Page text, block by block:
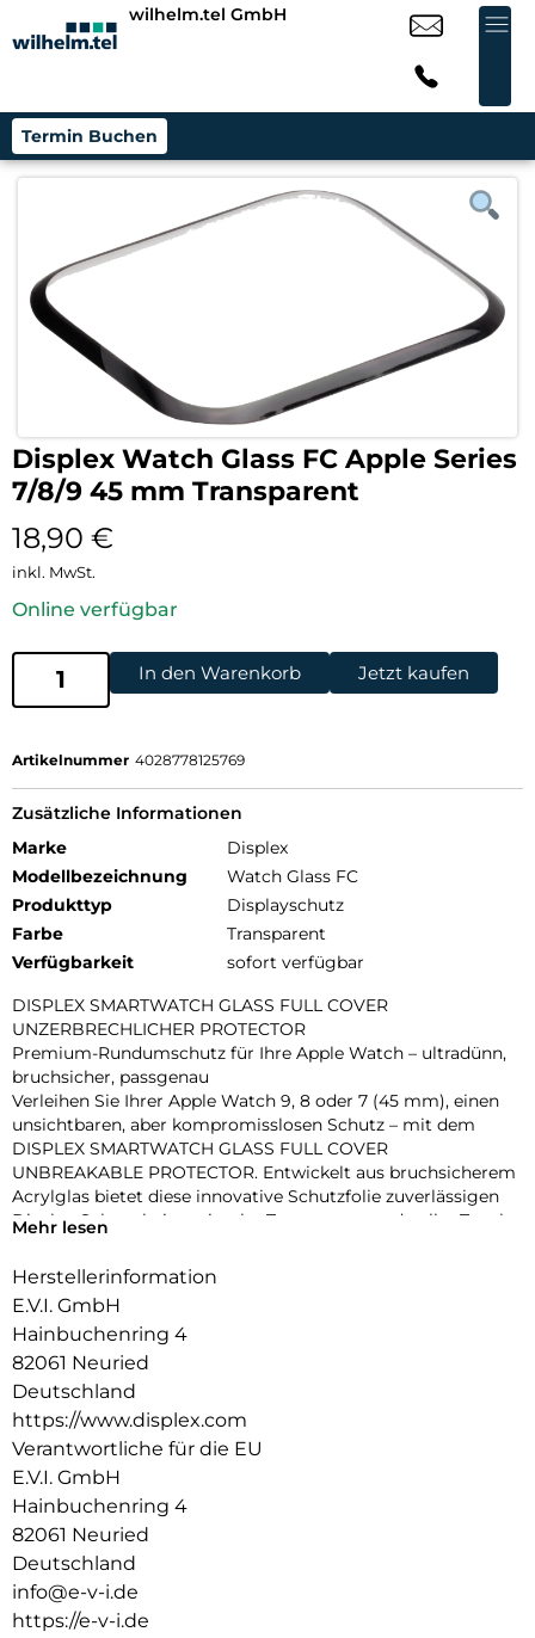
wilhelm.tel GmbH
Termin Buchen
Displex Watch Glass FC Apple Series
7/8/9 45 mm Transparent
18,90 €
inkl. MwSt.
Online verfügbar
In den Warenkorb Jetzt kaufen
Artikelnummer 4028778125769
Zusätzliche Informationen
Marke
Displex
Modellbezeichnung
Watch Glass FC
Produkttyp
Displayschutz
Farbe
Transparent
Verfügbarkeit
sofort verfügbar
DISPLEX SMARTWATCH GLASS FULL COVER
UNZERBRECHLICHER PROTECTOR
Premium-Rundumschutz für Ihre Apple Watch – ultradünn,
bruchsicher, passgenau
Verleihen Sie Ihrer Apple Watch 9, 8 oder 7 (45 mm), einen
unsichtbaren, aber kompromisslosen Schutz – mit dem
DISPLEX SMARTWATCH GLASS FULL COVER
UNBREAKABLE PROTECTOR. Entwickelt aus bruchsicherem
Acrylglas bietet diese innovative Schutzfolie zuverlässigen
Display-Schutz bei maximaler Transparenz und voller Touch-
Dank des vollflächig haftenden Edge-to-Edge-Designs mit
ab – perfekt für sportliche Einsätze, den Alltag oder den
stilbewussten Nutzer. Eine High-Tech-Anti-Fingerprint-
Beschichtung schützt vor störenden Flecken und sorgt für
dauerhaft brillante Optik.
Die beiliegende Eco-Montagehilfe aus recyceltem PET (rPET)
macht die Anbringung zum Kinderspiel: einfach, sicher,
blasenfrei – ohne Werkzeug oder Klebstoffreste.
Produktvorteile im Überblick:
Unzerbrechliches, stoßdämpfendes Acrylglas
3D Edge-to-Edge Kontur für nahtlose Abdeckung
Ultradünn – volle Touch-, Wisch- und Buttonfunktion
Nachhaltiger Eco-Applikator (rPET) für einfache Montage
Kompatibel mit Apple Watch 9, 8 oder 7 (45 mm) –
Mehr lesen
Herstellerinformation
E.V.I. GmbH
Hainbuchenring 4
82061 Neuried
Deutschland
https://www.displex.com
Verantwortliche für die EU
E.V.I. GmbH
Hainbuchenring 4
82061 Neuried
Deutschland
info@e-v-i.de
https://e-v-i.de